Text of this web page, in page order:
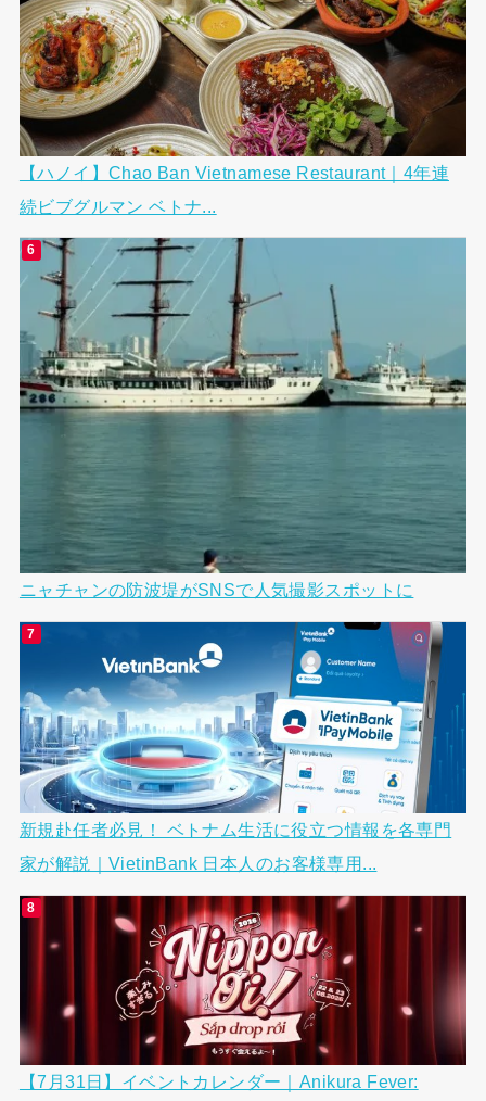
【ハノイ】Chao Ban Vietnamese Restaurant｜4年連
続ビブグルマン ベトナ...
ニャチャンの防波堤がSNSで人気撮影スポットに
新規赴任者必見！ ベトナム生活に役立つ情報を各専門
家が解説｜VietinBank 日本人のお客様専用...
【7月31日】イベントカレンダー｜Anikura Fever: